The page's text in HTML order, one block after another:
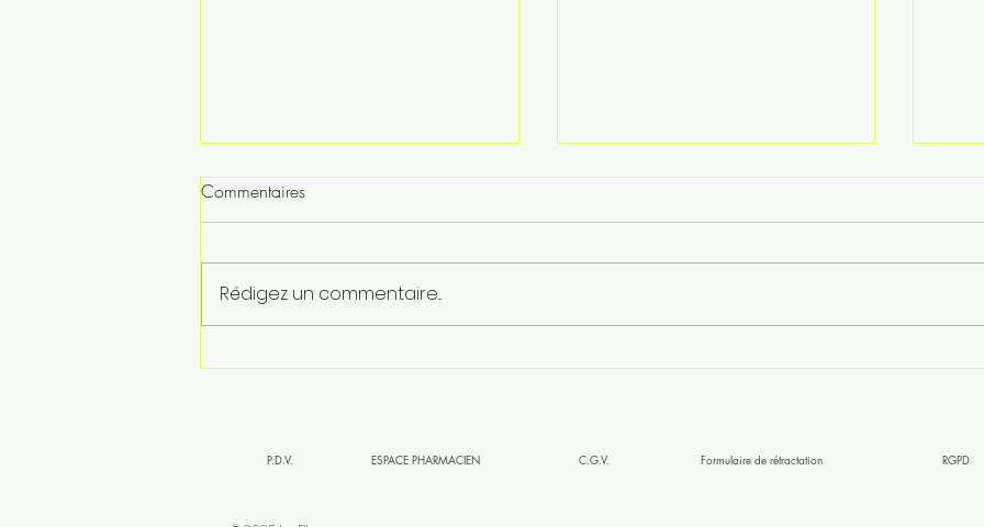
Commentaires
Rédigez un commentaire...
P.D.V. ESPACE PHARMACIEN C.G.V. Formulaire de rétractation RGPD